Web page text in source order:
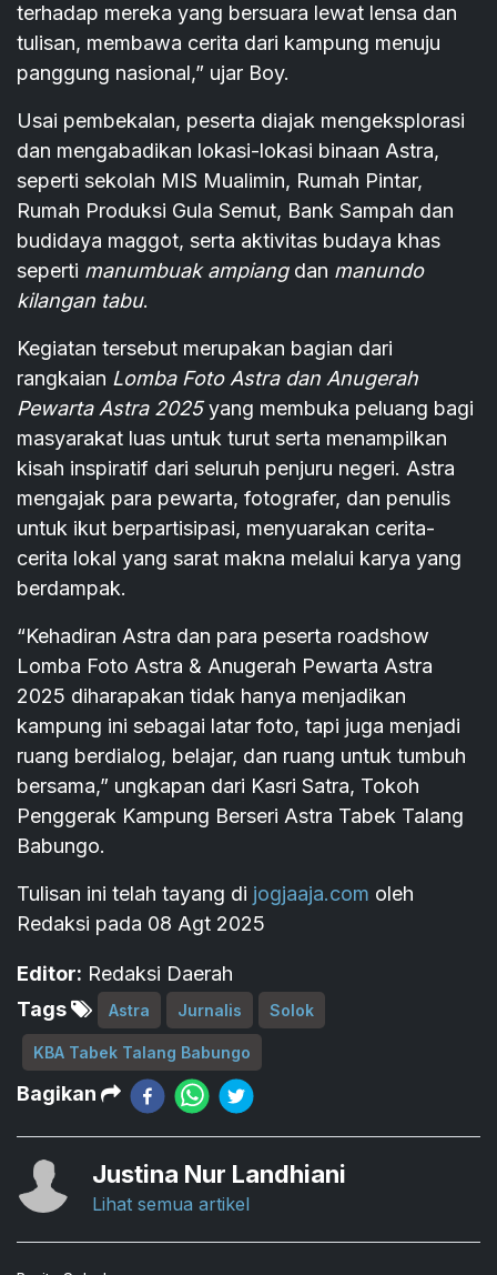
terhadap mereka yang bersuara lewat lensa dan
tulisan, membawa cerita dari kampung menuju
panggung nasional,” ujar Boy.
Usai pembekalan, peserta diajak mengeksplorasi
dan mengabadikan lokasi-lokasi binaan Astra,
seperti sekolah MIS Mualimin, Rumah Pintar,
Rumah Produksi Gula Semut, Bank Sampah dan
budidaya maggot, serta aktivitas budaya khas
seperti manumbuak ampiangdan manundo
kilangan tabu.
Kegiatan tersebut merupakan bagian dari
rangkaian Lomba Foto Astra dan Anugerah
Pewarta Astra 2025yang membuka peluang bagi
masyarakat luas untuk turut serta menampilkan
kisah inspiratif dari seluruh penjuru negeri. Astra
mengajak para pewarta, fotografer, dan penulis
untuk ikut berpartisipasi, menyuarakan cerita-
cerita lokal yang sarat makna melalui karya yang
berdampak.
“Kehadiran Astra dan para peserta roadshow
Lomba Foto Astra & Anugerah Pewarta Astra
2025 diharapakan tidak hanya menjadikan
kampung ini sebagai latar foto, tapi juga menjadi
ruang berdialog, belajar, dan ruang untuk tumbuh
bersama,” ungkapan dari Kasri Satra, Tokoh
Penggerak Kampung Berseri Astra Tabek Talang
Babungo.
Tulisan ini telah tayang di jogjaaja.com oleh
Redaksi pada 08 Agt 2025
Editor: Redaksi Daerah
Tags
Astra Jurnalis Solok
KBA Tabek Talang Babungo
Bagikan
Justina Nur Landhiani
Lihat semua artikel